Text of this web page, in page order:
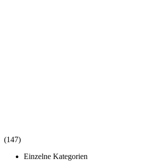
(147)
Einzelne Kategorien